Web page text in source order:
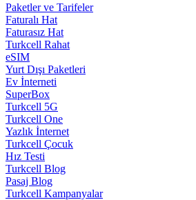
Paketler ve Tarifeler
Faturalı Hat
Faturasız Hat
Turkcell Rahat
eSIM
Yurt Dışı Paketleri
Ev İnterneti
SuperBox
Turkcell 5G
Turkcell One
Yazlık İnternet
Turkcell Çocuk
Hız Testi
Turkcell Blog
Pasaj Blog
Turkcell Kampanyalar